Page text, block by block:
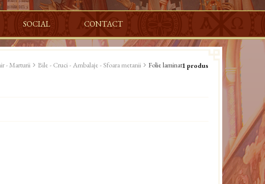
SOCIAL CONTACT
- Marturii Bile - Cruci - Ambalaje - Sfoara metanii Folie laminat1 produs